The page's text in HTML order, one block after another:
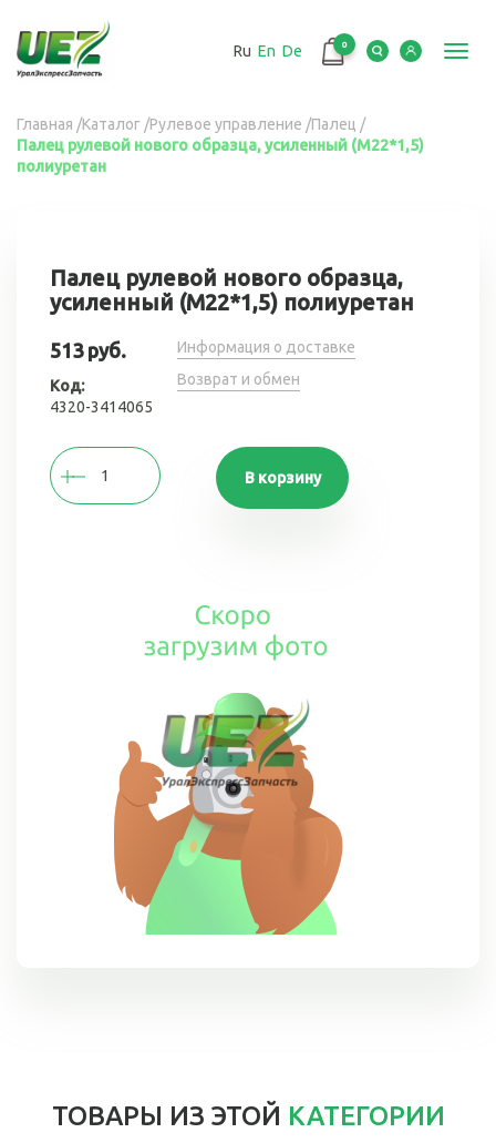
основному
содержанию
Ru En De 0
Вы
здесь
Главная /Каталог /Рулевое управление /Палец /
Палец рулевой нового образца, усиленный (М22*1,5)
полиуретан
Палец рулевой нового образца,
усиленный (М22*1,5) полиуретан
513 руб.
Код:
4320-3414065
Информация о доставке
Возврат и обмен
В корзину
ТОВАРЫ ИЗ ЭТОЙ КАТЕГОРИИ